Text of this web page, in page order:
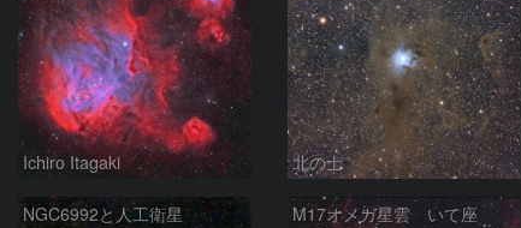
Ichiro Itagaki 北の士
NGC6992と人工衛星 M17オメガ星雲 いて座